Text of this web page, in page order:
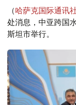
（哈萨克国际通讯
处消息，中亚跨国
斯坦市举行。